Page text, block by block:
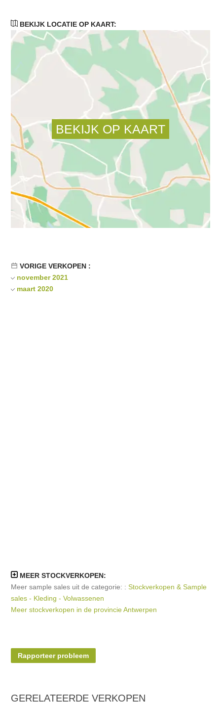
BEKIJK LOCATIE OP KAART:
VORIGE VERKOPEN :
november 2021
maart 2020
MEER STOCKVERKOPEN:
Meer sample sales uit de categorie: :Stockverkopen & Sample
sales - Kleding - Volwassenen
Meer stockverkopen in de provincie Antwerpen
Rapporteer probleem
GERELATEERDEVERKOPEN